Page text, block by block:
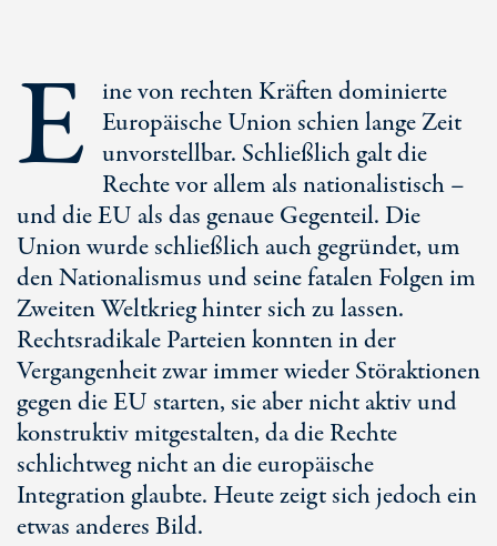
E ine von rechten Kräften dominierte
Europäische Union schien lange Zeit
unvorstellbar. Schließlich galt die
Rechte vor allem als nationalistisch –
und die EU als das genaue Gegenteil. Die
Union wurde schließlich auch gegründet, um
den Nationalismus und seine fatalen Folgen im
Zweiten Weltkrieg hinter sich zu lassen.
Rechtsradikale Parteien konnten in der
Vergangenheit zwar immer wieder Störaktionen
gegen die EU starten, sie aber nicht aktiv und
konstruktiv mitgestalten, da die Rechte
schlichtweg nicht an die europäische
Integration glaubte. Heute zeigt sich jedoch ein
etwas anderes Bild.